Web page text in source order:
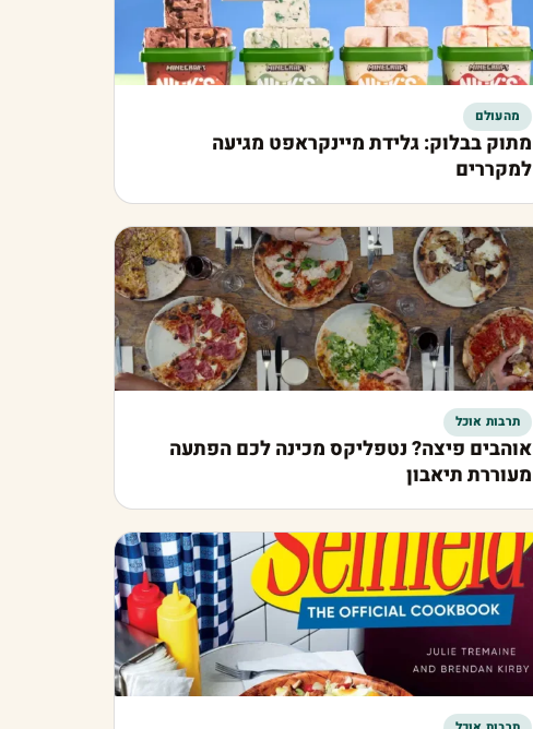
מהעולם
מתוק בבלוק: גלידת מיינקראפט מגיעה
למקררים
תרבות אוכל
אוהבים פיצה? נטפליקס מכינה לכם הפתעה
מעוררת תיאבון